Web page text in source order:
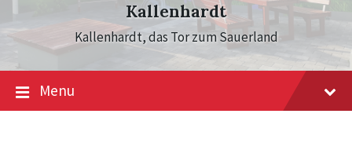
Kallenhardt
Kallenhardt, das Tor zum Sauerland
Menu